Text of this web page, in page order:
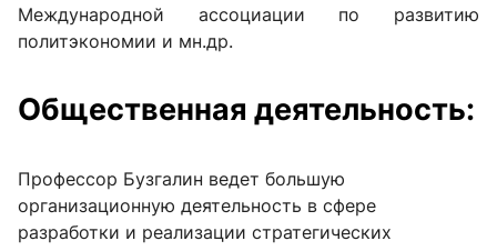
Международной ассоциации по развитию
политэкономии и мн.др.
Общественная деятельность:
Профессор Бузгалин ведет большую
организационную деятельность в сфере
разработки и реализации стратегических